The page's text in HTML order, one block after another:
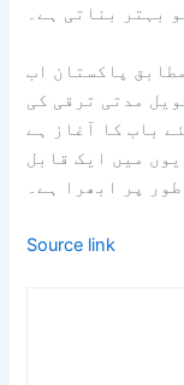
بہتر بناتی ہے۔
پاکستان اب
مدتی ترقی کی
باب کا آغاز ہے
میں ایک قابل
پر ابھرا ہے۔
Source link